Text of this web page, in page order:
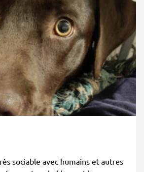
sociable avec humains et autres